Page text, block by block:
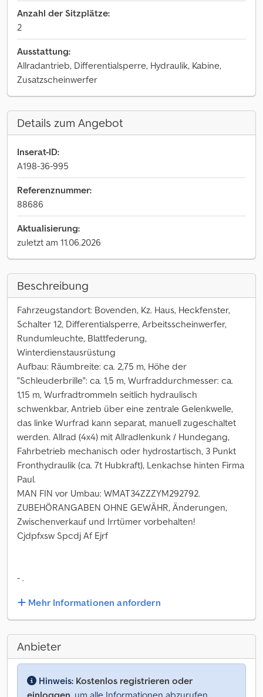
Anzahl der Sitzplätze:
2
Ausstattung:
Allradantrieb, Differentialsperre, Hydraulik, Kabine,
Zusatzscheinwerfer
Details zum Angebot
Inserat-ID:
A198-36-995
Referenznummer:
88686
Aktualisierung:
zuletzt am 11.06.2026
Beschreibung
Fahrzeugstandort: Bovenden, Kz. Haus, Heckfenster,
Schalter 12, Differentialsperre, Arbeitsscheinwerfer,
Rundumleuchte, Blattfederung,
Winterdienstausrüstung
Aufbau: Räumbreite: ca. 2,75 m, Höhe der
"Schleuderbrille": ca. 1,5 m, Wurfraddurchmesser: ca.
1,15 m, Wurfradtrommeln seitlich hydraulisch
schwenkbar, Antrieb über eine zentrale Gelenkwelle,
das linke Wurfrad kann separat, manuell zugeschaltet
werden. Allrad (4x4) mit Allradlenkunk / Hundegang,
Fahrbetrieb mechanisch oder hydrostartisch, 3 Punkt
Fronthydraulik (ca. 7t Hubkraft), Lenkachse hinten Firma
Paul.
MAN FIN vor Umbau: WMAT34ZZZYM292792.
ZUBEHÖRANGABEN OHNE GEWÄHR, Änderungen,
Zwischenverkauf und Irrtümer vorbehalten!
Cjdpfxsw Spcdj Af Ejrf
- .
Mehr Informationen anfordern
Anbieter
Hinweis: Kostenlos registrieren oder